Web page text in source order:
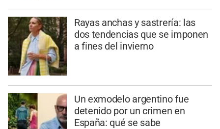
Rayas anchas y sastrería: las
dos tendencias que se imponen
a fines del invierno
Un exmodelo argentino fue
detenido por un crimen en
España: qué se sabe